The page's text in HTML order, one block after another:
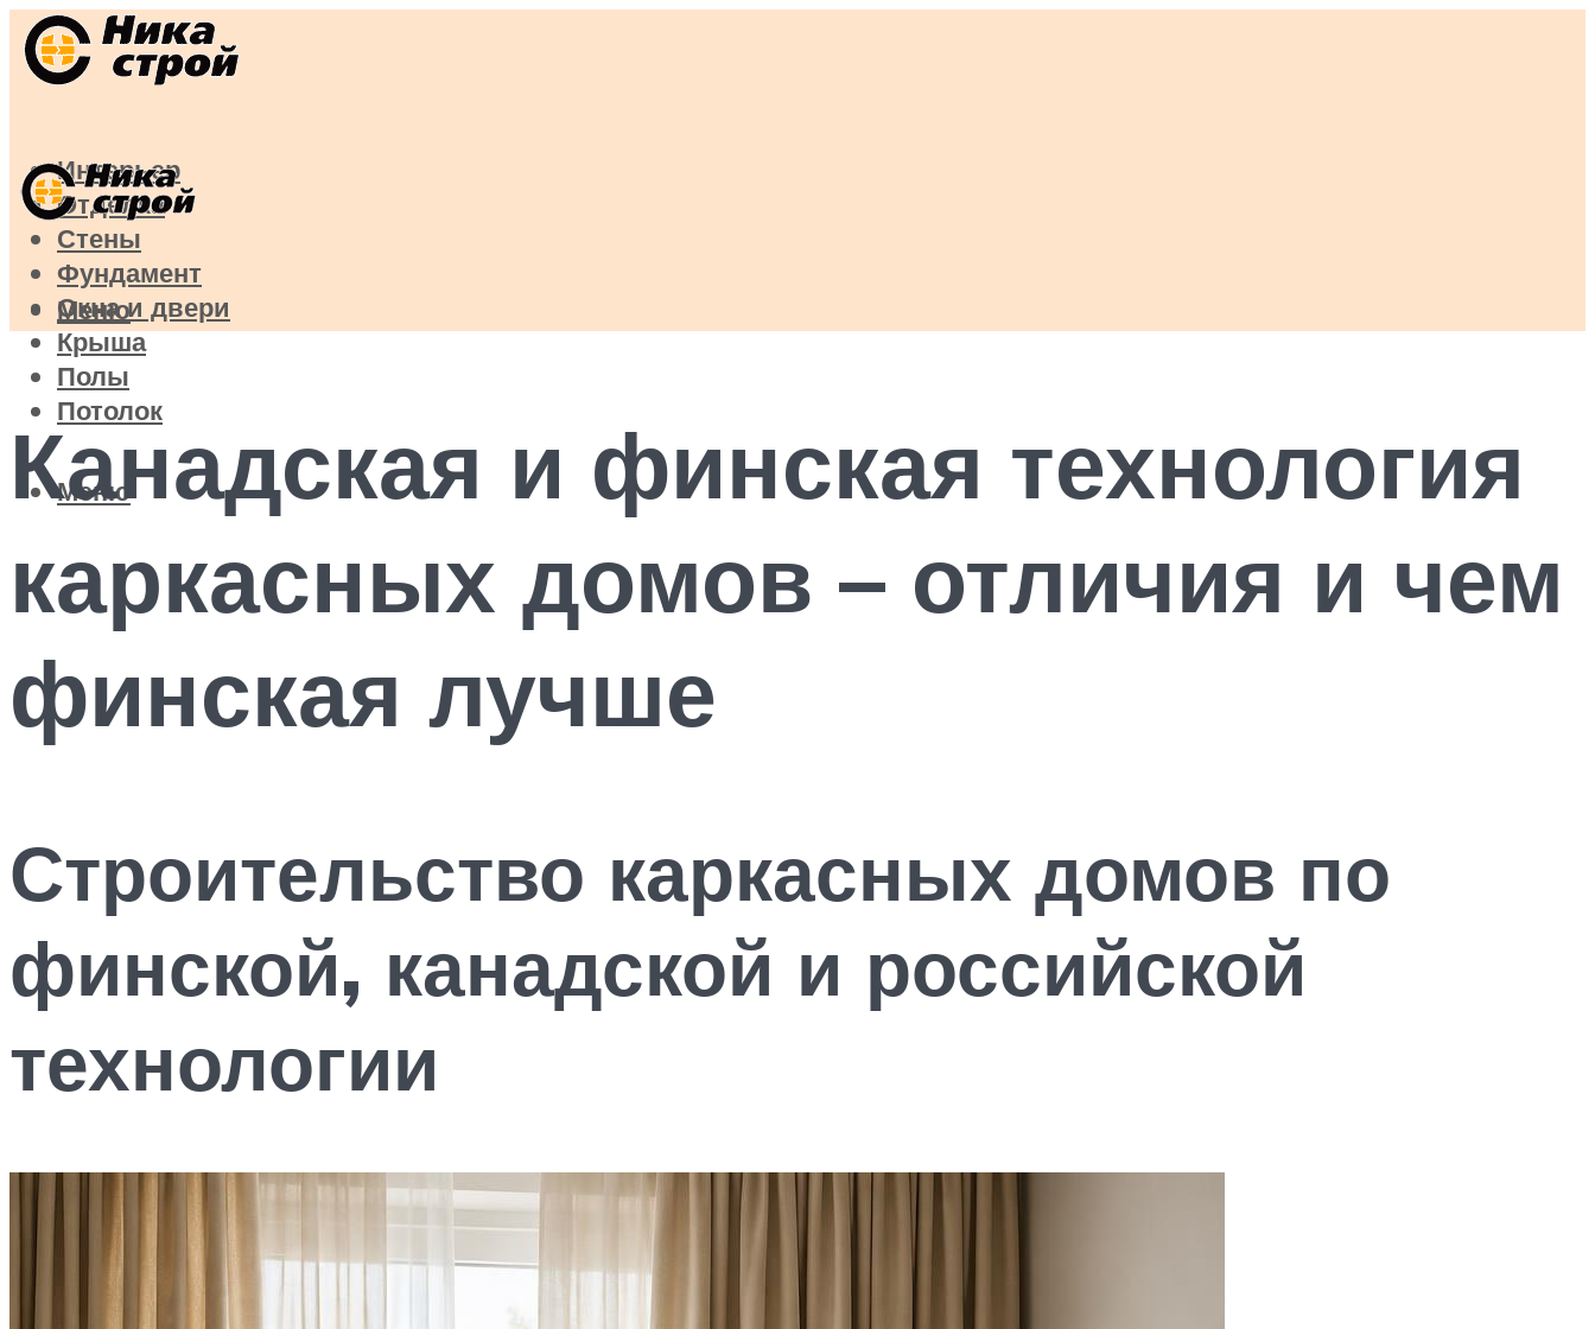
Интерьер
Отделка
Стены
Фундамент
Окна и двери
Крыша
Полы
Потолок
Меню
Меню
Канадская и финская технология
каркасных домов – отличия и чем
финская лучше
Строительство каркасных домов по
финской, канадской и российской
технологии